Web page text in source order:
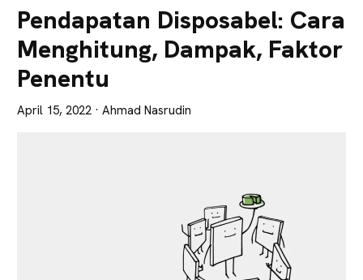
Tajam
Pendapatan Disposabel: Cara
Menghitung, Dampak, Faktor
Penentu
April 15, 2022 · Ahmad Nasrudin